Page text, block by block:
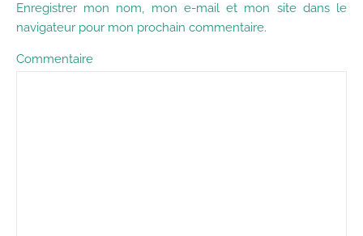
Enregistrer mon nom, mon e-mail et mon site dans le
navigateur pour mon prochain commentaire.
Commentaire